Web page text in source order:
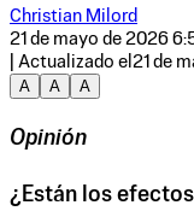
Christian Milord
21 de mayo de 2026
| Actualizado el 21 de
A
A A
Opinión
¿Están los